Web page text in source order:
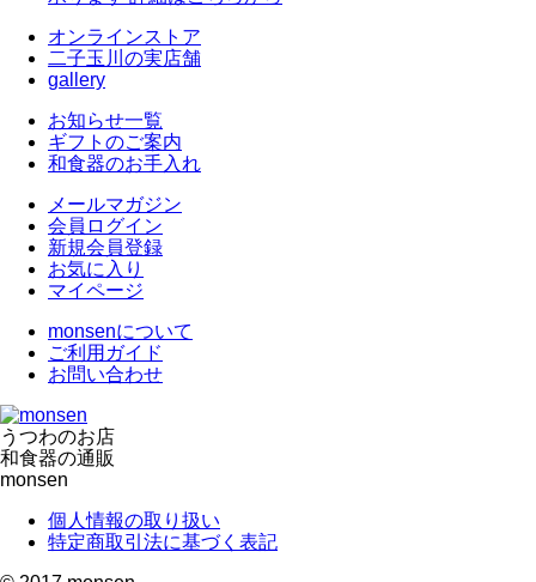
オンラインストア
二子玉川の実店舗
gallery
お知らせ一覧
ギフトのご案内
和食器のお手入れ
メールマガジン
会員ログイン
新規会員登録
お気に入り
マイページ
monsenについて
ご利用ガイド
お問い合わせ
うつわのお店
和食器の通販
monsen
個人情報の取り扱い
特定商取引法に基づく表記